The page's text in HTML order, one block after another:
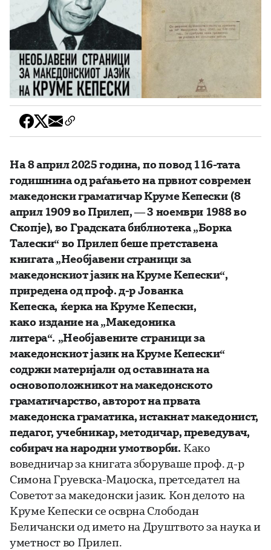
На 8 април 2025 година, по повод 116-тата
годишнина од раѓањето на првиот современ
македонски граматичар Круме Кепески (8
април 1909 во Прилеп, — 3 ноември 1988 во
Скопје), во Градската библиотека „Борка
Талески“ во Прилеп беше претставена
книгата „Необјавени страници за
македонскиот јазик на Круме Кепески“,
приредена од проф. д-р Јованка
Кепеска, ќерка на Круме Кепески,
како издание на „Македоника
литера“. „Необјавените страници за
македонскиот јазик на Круме Кепески“
содржи материјали од оставината на
основоположникот на македонското
граматичарство, авторот на првата
македонска граматика, истакнат македонист,
педагог, учебникар, методичар, преведувач,
собирач на народни умотворби. Како
воведничар за книгата зборуваше проф. д-р
Симона Груевска-Маџоска, претседател на
Советот за македонски јазик. Кон делото на
Круме Кепески се осврна Слободан
Беличански од името на Друштвото за наука и
уметност во Прилеп.